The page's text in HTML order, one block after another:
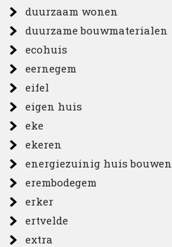
duurzaam wonen
duurzame bouwmaterialen
ecohuis
eernegem
eifel
eigen huis
eke
ekeren
energiezuinig huis bouwen
erembodegem
erker
ertvelde
extra